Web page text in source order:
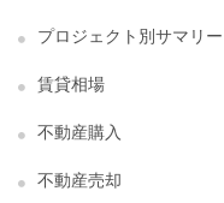
プロジェクト別サマリー
賃貸相場
不動産購入
不動産売却